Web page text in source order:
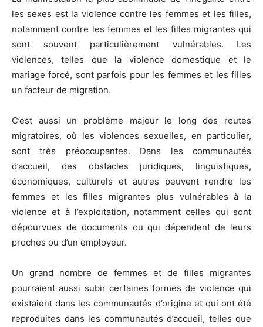
les sexes est la violence contre les femmes et les filles,
notamment contre les femmes et les filles migrantes qui
sont souvent particulièrement vulnérables. Les
violences, telles que la violence domestique et le
mariage forcé, sont parfois pour les femmes et les filles
un facteur de migration.
C’est aussi un problème majeur le long des routes
migratoires, où les violences sexuelles, en particulier,
sont très préoccupantes. Dans les communautés
d’accueil, des obstacles juridiques, linguistiques,
économiques, culturels et autres peuvent rendre les
femmes et les filles migrantes plus vulnérables à la
violence et à l’exploitation, notamment celles qui sont
dépourvues de documents ou qui dépendent de leurs
proches ou d’un employeur.
Un grand nombre de femmes et de filles migrantes
pourraient aussi subir certaines formes de violence qui
existaient dans les communautés d’origine et qui ont été
reproduites dans les communautés d’accueil, telles que